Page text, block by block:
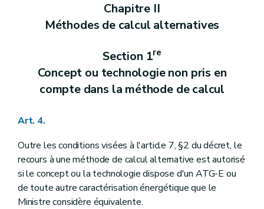
Chapitre II
Méthodes de calcul alternatives
Section 1re
Concept ou technologie non pris en
compte dans la méthode de calcul
Art. 4.
Outre les conditions visées à l'article 7, §2 du décret, le
recours à une méthode de calcul alternative est autorisé
si le concept ou la technologie dispose d'un ATG-E ou
de toute autre caractérisation énergétique que le
Ministre considère équivalente.